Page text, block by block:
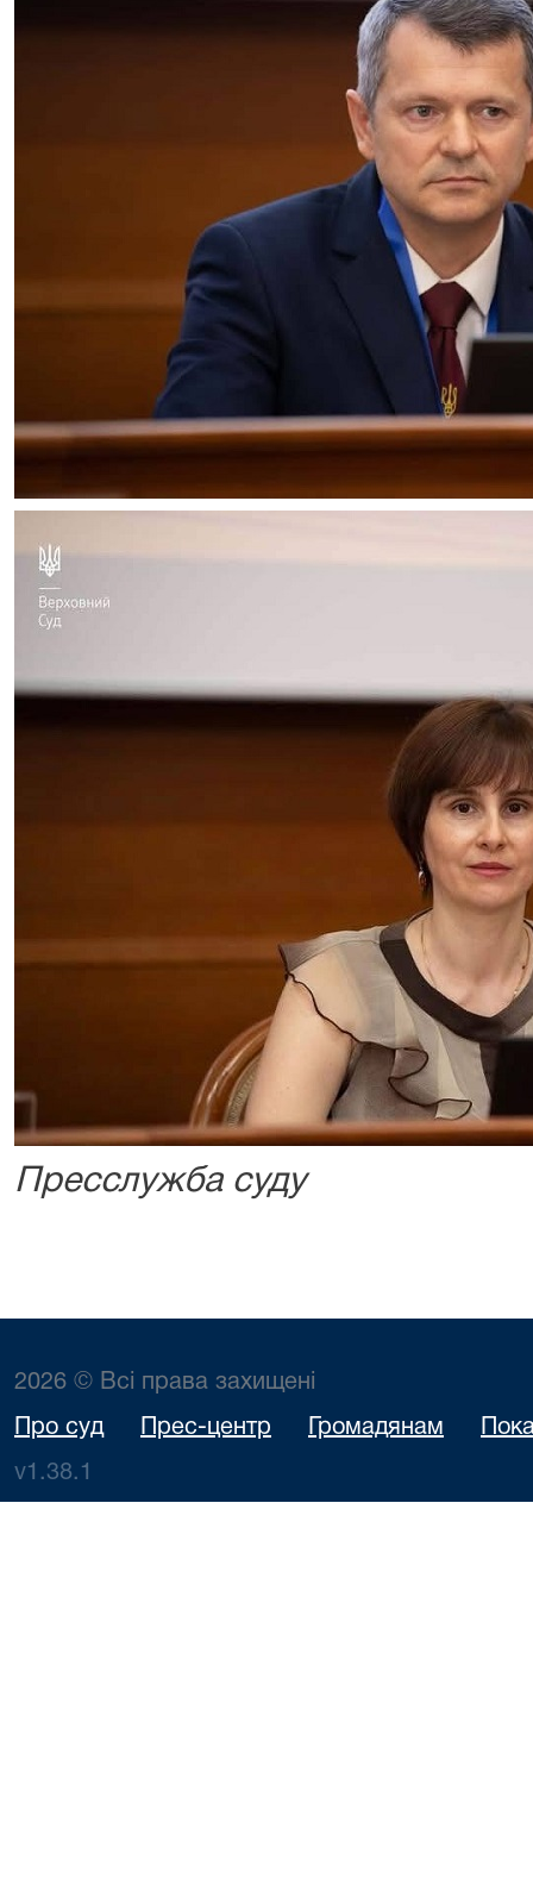
Пресслужба суду
2026 © Всі права захищені
Про суд Прес-центр Громадянам
v1.38.1